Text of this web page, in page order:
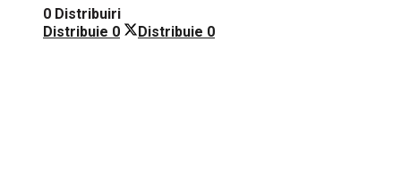
0 Distribuiri
Distribuie 0 Distribuie 0